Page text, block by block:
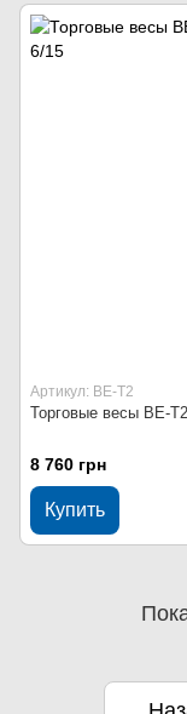
Артикул: ВЕ-Т2
Торговые весы ВЕ-
8 760 грн
Купить